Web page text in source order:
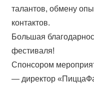
талантов, обмену
контактов.
Большая
фестиваля!
Спонсором
— директор